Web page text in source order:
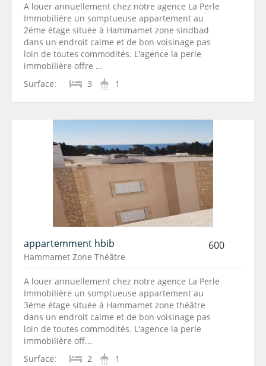
A louer annuellement chez notre agence La Perle
Immobilière un somptueuse appartement au
2éme étage située à Hammamet zone sindbad
dans un endroit calme et de bon voisinage pas
loin de toutes commodités. L'agence la perle
immobilière offre ...
Surface:
3 1
appartemment hbib 600
Hammamet Zone Théâtre
A louer annuellement chez notre agence La Perle
Immobilière un somptueuse appartement au
3éme étage située à Hammamet zone théâtre
dans un endroit calme et de bon voisinage pas
loin de toutes commodités. L'agence la perle
immobilière off...
Surface:
2 1